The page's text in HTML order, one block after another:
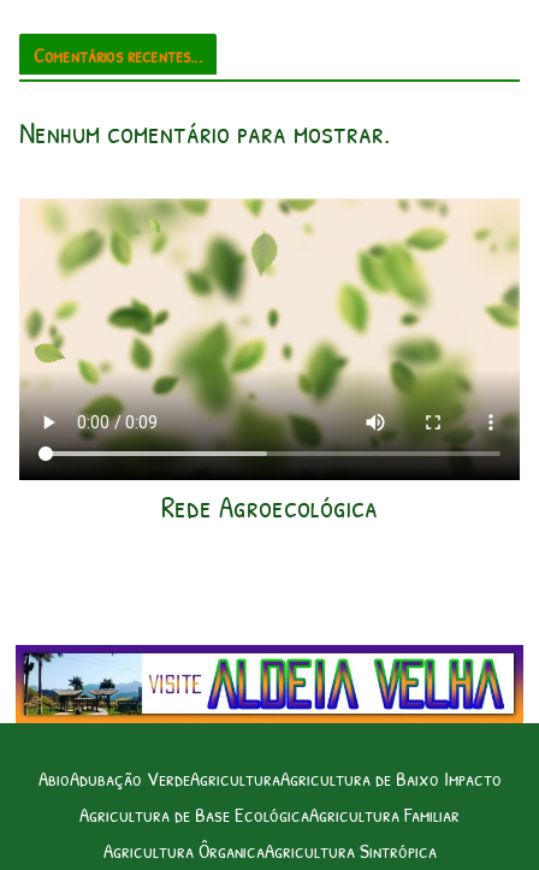
Comentários recentes...
Nenhum comentário para mostrar.
Rede Agroecológica
AbioAdubação VerdeAgriculturaAgricultura de Baixo Impacto
Agricultura de Base EcológicaAgricultura Familiar
Agricultura ÔrganicaAgricultura Sintrópica